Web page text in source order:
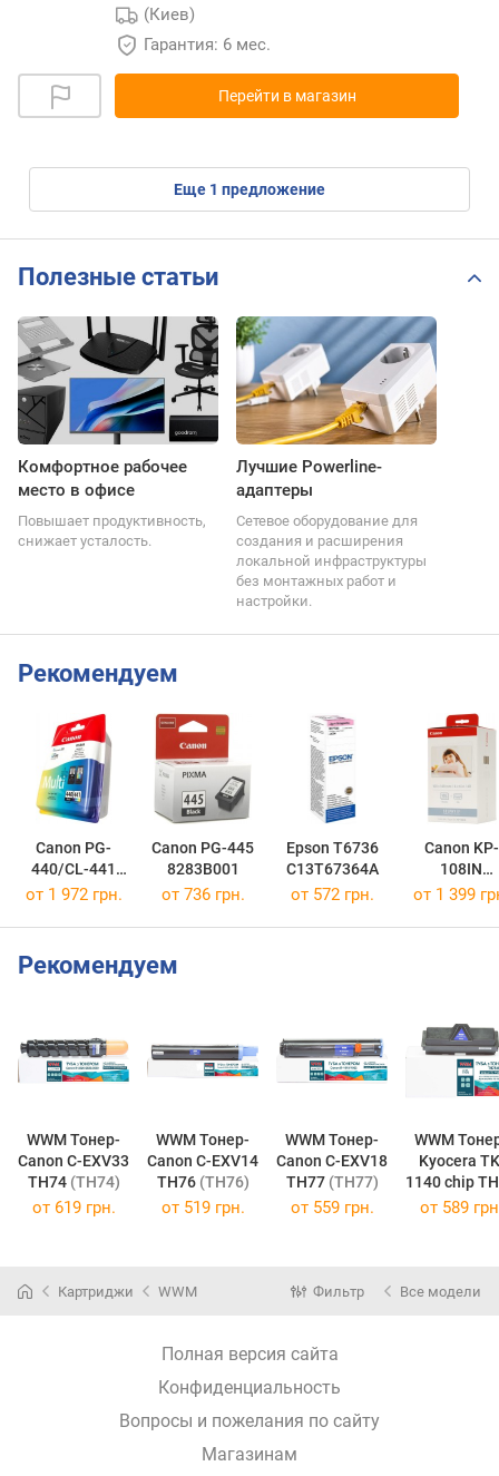
(Киев)
Гарантия: 6 мес.
Перейти в магазин
eще 1 предложение
Полезные статьи
Комфортное рабочее
место в офисе
Повышает продуктивность,
снижает усталость.
Лучшие Powerline-
адаптеры
Сетевое оборудование для
создания и расширения
локальной инфраструктуры
без монтажных работ и
настройки.
Рекомендуем
Canon PG-
440/CL-441
MULTI
Canon PG-445
8283B001
Epson T6736
C13T67364A
Canon KP-
108IN
3115B001
от 1 972 грн. от 736 грн. от 572 грн. от 1 399
Рекомендуем
WWM Тонер-
Canon C-EXV33
TH74 (TH74)
WWM Тонер-
Canon C-EXV14
TH76 (TH76)
WWM Тонер-
Canon C-EXV18
TH77 (TH77)
WWM
Kyocera
1140
(TH78)
от 619 грн. от 519 грн. от 559 грн. от 589
Картриджи WWM Фильтр Все модели
Полная версия сайта
Конфиденциальность
Вопросы и пожелания по сайту
Магазинам